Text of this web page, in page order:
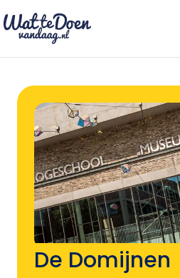
De Domijnen